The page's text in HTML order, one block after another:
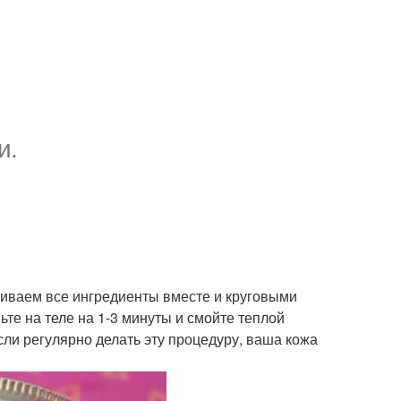
все ингредиенты вместе и круговыми
на теле на 1-3 минуты и смойте теплой
регулярно делать эту процедуру, ваша кожа